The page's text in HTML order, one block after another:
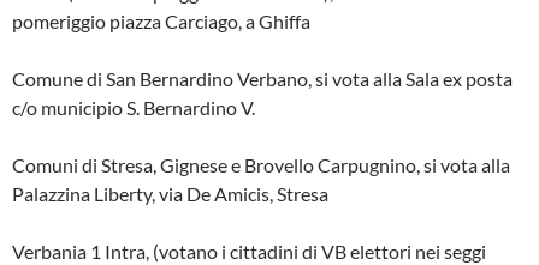
pomeriggio piazza Carciago, a Ghiffa
Comune di San Bernardino Verbano, si vota alla Sala ex posta
c/o municipio S. Bernardino V.
Comuni di Stresa, Gignese e Brovello Carpugnino, si vota alla
Palazzina Liberty, via De Amicis, Stresa
Verbania 1 Intra, (votano i cittadini di VB elettori nei seggi